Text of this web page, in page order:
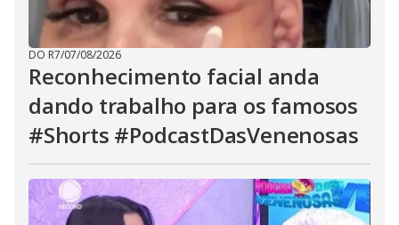
DO R7/07/08/2026
Reconhecimento facial anda
dando trabalho para os famosos
#Shorts #PodcastDasVenenosas